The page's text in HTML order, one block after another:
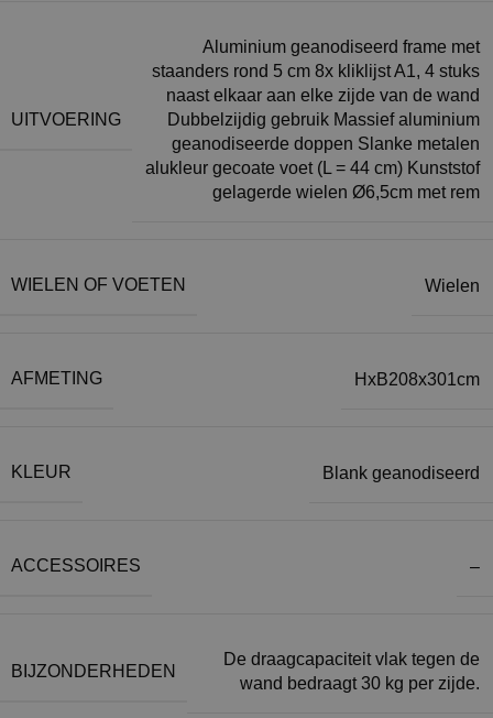
UITVOERING
Aluminium geanodiseerd frame met
staanders rond 5 cm 8x kliklijst A1, 4 stuks
naast elkaar aan elke zijde van de wand
Dubbelzijdig gebruik Massief aluminium
geanodiseerde doppen Slanke metalen
alukleur gecoate voet (L = 44 cm) Kunststof
gelagerde wielen Ø6,5cm met rem
WIELEN OF VOETEN Wielen
AFMETING HxB208x301cm
KLEUR Blank geanodiseerd
ACCESSOIRES –
BIJZONDERHEDEN
De draagcapaciteit vlak tegen de
wand bedraagt 30 kg per zijde.